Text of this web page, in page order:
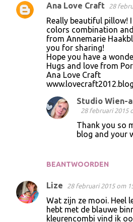
R
Ana Love Craft 28
Really beautiful pillow!
colors combination
from Annemarie
you for sharing!
Hope you have a
Hugs and love from
Ana Love Craft
BEANTWOORDEN
Studio Wien-
28 februari 2015
Thank you so
blog and your
Lize 28 februari 2015 om
Wat zijn ze mooi. Heel
hebt met de blauwe
kleurencombi vind ik